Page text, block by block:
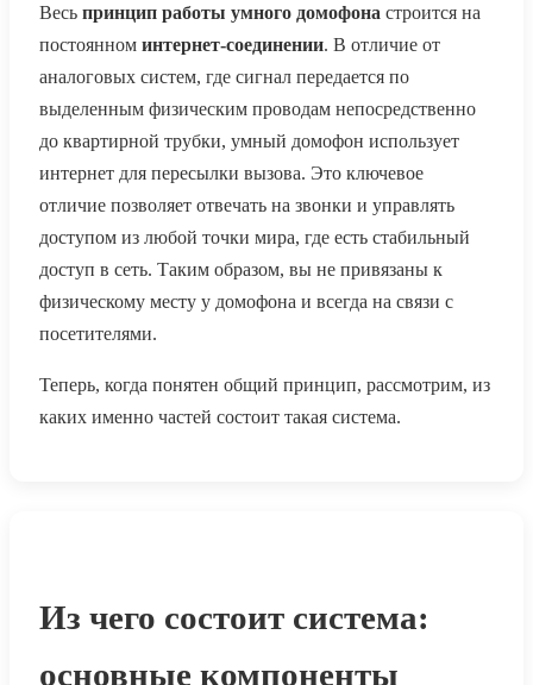
Весь принцип работы умного домофона строится на
постоянном интернет-соединении. В отличие от
аналоговых систем, где сигнал передается по
выделенным физическим проводам непосредственно
до квартирной трубки, умный домофон использует
интернет для пересылки вызова. Это ключевое
отличие позволяет отвечать на звонки и управлять
доступом из любой точки мира, где есть стабильный
доступ в сеть. Таким образом, вы не привязаны к
физическому месту у домофона и всегда на связи с
посетителями.
Теперь, когда понятен общий принцип, рассмотрим, из
каких именно частей состоит такая система.
Из чего состоит система:
основные компоненты